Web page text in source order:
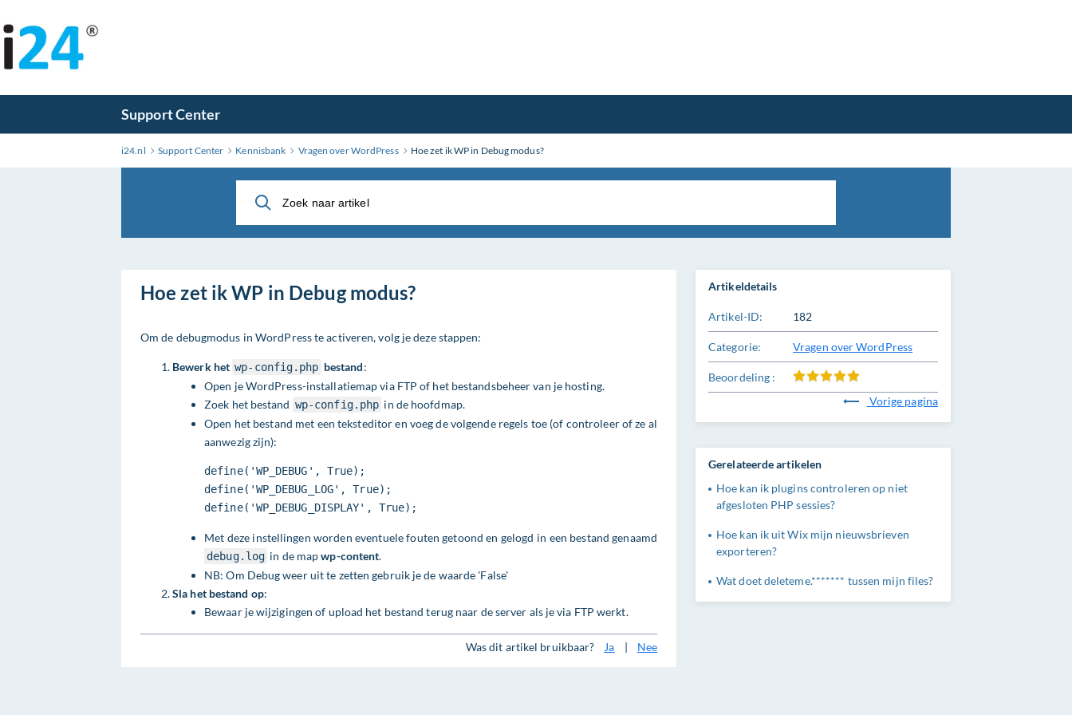
naar
hoofdinhoud
Support Center
i24.nl Support Center Kennisbank Vragen over WordPress Hoe zet ik WP in Debug modus?
Hoe zet ik WP in Debug modus?
Om de debugmodus in WordPress te activeren, volg je deze stappen:
Bewerk het wp-config.php bestand:
Open je WordPress-installatiemap via FTP of het bestandsbeheer van je hosting.
Zoek het bestand wp-config.php in de hoofdmap.
Open het bestand met een teksteditor en voeg de volgende regels toe (of controleer of ze al
aanwezig zijn):
define('WP_DEBUG', True);
define('WP_DEBUG_LOG', True);
define('WP_DEBUG_DISPLAY', True);
Met deze instellingen worden eventuele fouten getoond en gelogd in een bestand genaamd
debug.log in de mapwp-content.
NB: Om Debug weer uit te zetten gebruik je de waarde 'False'
Sla het bestand op:
Bewaar je wijzigingen of upload het bestand terug naar de server als je via FTP werkt.
Was dit artikel bruikbaar? Ja | Nee
Artikeldetails
Artikel-ID: 182
Categorie: Vragen over WordPress
Beoordeling :
Vorige pagina
Gerelateerde artikelen
Hoe kan ik plugins controleren op niet
afgesloten PHP sessies?
Hoe kan ik uit Wix mijn nieuwsbrieven
exporteren?
Wat doet deleteme.******* tussen mijn files?